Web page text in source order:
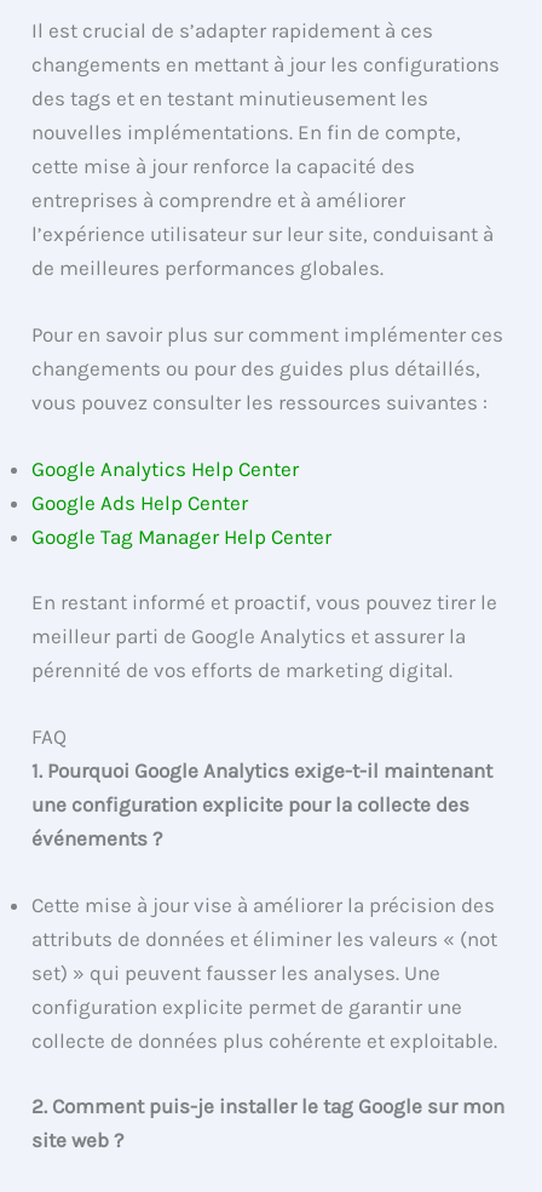
Il est crucial de s’adapter rapidement à ces
changements en mettant à jour les configurations
des tags et en testant minutieusement les
nouvelles implémentations. En fin de compte,
cette mise à jour renforce la capacité des
entreprises à comprendre et à améliorer
l’expérience utilisateur sur leur site, conduisant à
de meilleures performances globales.
Pour en savoir plus sur comment implémenter ces
changements ou pour des guides plus détaillés,
vous pouvez consulter les ressources suivantes :
Google Analytics Help Center
Google Ads Help Center
Google Tag Manager Help Center
En restant informé et proactif, vous pouvez tirer le
meilleur parti de Google Analytics et assurer la
pérennité de vos efforts de marketing digital.
FAQ
1. Pourquoi Google Analytics exige-t-il maintenant
une configuration explicite pour la collecte des
événements ?
Cette mise à jour vise à améliorer la précision des
attributs de données et éliminer les valeurs « (not
set) » qui peuvent fausser les analyses. Une
configuration explicite permet de garantir une
collecte de données plus cohérente et exploitable.
2. Comment puis-je installer le tag Google sur mon
site web ?